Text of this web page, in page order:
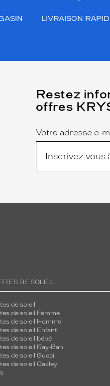
LIVRAISON
Restez
offres
Name
Votre adresse e-
(Ce
champ
est
obligatoire)
DE SOLEIL
de soleil
de soleil Femme
de soleil Homme
de soleil Enfant
de soleil bébé
de soleil Ray-Ban
de soleil Gucci
de soleil Oakley